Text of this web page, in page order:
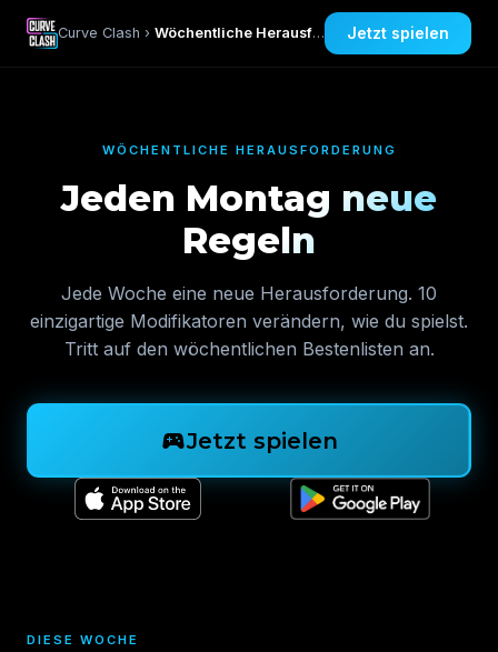
Curve Clash › Wöchentliche Herausforderung Jetzt spielen
WÖCHENTLICHE HERAUSFORDERUNG
Jeden Montag neue
Regeln
Jede Woche eine neue Herausforderung. 10
einzigartige Modifikatoren verändern, wie du spielst.
Tritt auf den wöchentlichen Bestenlisten an.
sports_esportsJetzt spielen
DIESE WOCHE